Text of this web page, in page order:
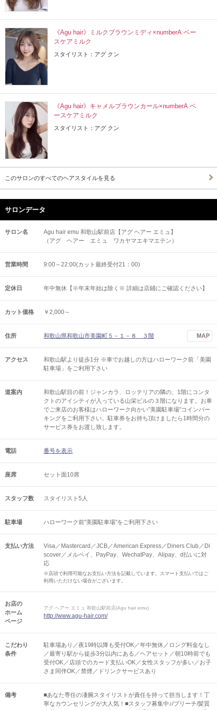
《Agu hair》ミルクブラウンミディ×numberA.ベー
スケアミルク
スタイリスト：アグ クン
《Agu hair》キャメルブラウンカール×numberA.ベ
ースケアミルク
スタイリスト：アグ クン
このサロンのすべてのヘアスタイルを見る
サロンデータ
サロン名
Agu hair emu 和歌山駅前店【アグ ヘアー エミュ】
（アグ ヘアー エミュ ワカヤマエキマエテン）
営業時間 9:00～22:00(カット最終受付21：00)
定休日 年中無休【※年末年始は除く※ 詳細は店鋪にご確認ください】
カット価格 ￥2,000～
住所 和歌山県和歌山市美園町５－１－８ ３階 MAP
アクセス
和歌山駅より徒歩1分 ※車でお越しの方はハローワーク前「美園
駐車場」をご利用下さい
道案内
和歌山駅目の前！ジャンカラ、ロッテリアの隣の、1階にコンタ
クトのアイシティが入っている山栄ビルの３階になります。お車
でご来店のお客様はハローワーク向かい"美園駐車場"コインパー
キングをご利用下さい。駐車券をお持ち頂けましたら1時間分の
サービス券をお渡し致します。
電話 番号を表示
座席 セット面10席
スタッフ数 スタイリスト5人
駐車場 ハローワーク前"美園駐車場"をご利用下さい
支払い方法
Visa／Mastercard／JCB／American Express／Diners Club／Di
scover／メルペイ、PayPay、WechatPay、Alipay、d払いに対
応
※店頭で利用可能なお支払い方法を記載しています。スマート支払いではご
利用いただけない場合がございます。
お店の
ホーム
ページ
アグ ヘアー エミュ 和歌山駅前店(Agu hair emu)
http://www.agu-hair.com/
こだわり
条件
駐車場あり／夜19時以降も受付OK／年中無休／ロング料金なし
／最寄り駅から徒歩3分以内にある／ヘアセット／朝10時前でも
受付OK／店頭でのカード支払いOK／女性スタッフが多い／お子
さま同伴OK／禁煙／ドリンクサービスあり
備考
■あなた専任の凄腕スタイリストが責任を持って担当します！丁
寧なカウンセリングが大人気！■スタッフ募集中♪/ブリーチ/髪質